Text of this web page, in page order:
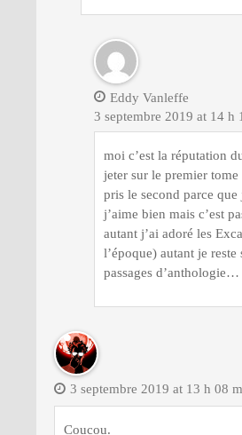
Eddy Vanleffe
3 septembre 2019 at 14 h
moi c’est la réputation
jeter sur le premier
pris le second parce
j’aime bien mais c’est
autant j’ai adoré les
l’époque) autant je
passages d’anthologie…
3 septembre 2019 at 13 h 08
Coucou.